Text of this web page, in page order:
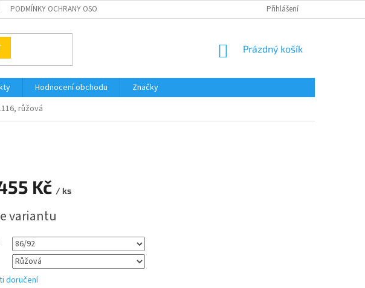
PODMÍNKY OCHRANY OSOBNÍCH ÚDAJŮ Přihlášení
NÁKUPNÍ
Prázdný košík
Hodnocení obchodu
Značky
růžová
Kč / ks
variantu
doručení